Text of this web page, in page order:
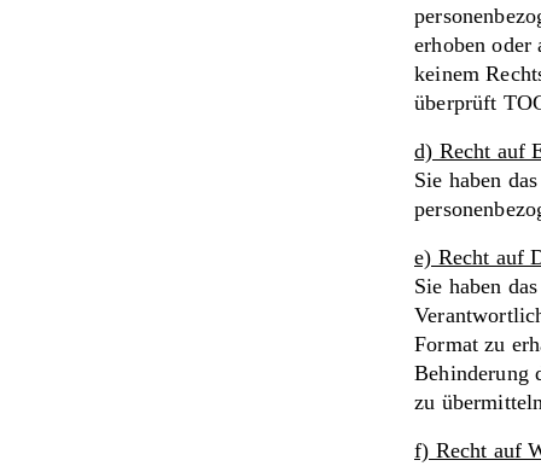
erhoben
keinem
überprüft
d) Recht auf
Sie haben
e) Recht auf
Sie haben
Format zu
Behinderung
zu
f) Recht auf